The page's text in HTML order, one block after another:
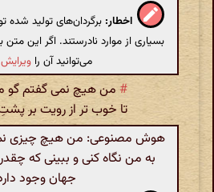
اخطار: برگردان‌های تولید
بسیاری از موارد نادرستند. اگر این
می‌توانید آن را ویرایش
# من هیچ نمی گفتم گو
تا خوب تر از رویت بر
هوش مصنوعی: من هیچ چیزی
به من نگاه کنی و ببینی که چقدر
جهان وجود